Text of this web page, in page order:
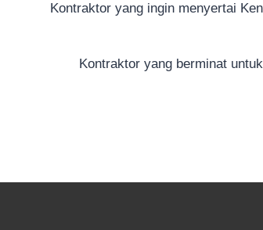
Kontraktor yang ingin menyertai
Kontraktor yang berminat